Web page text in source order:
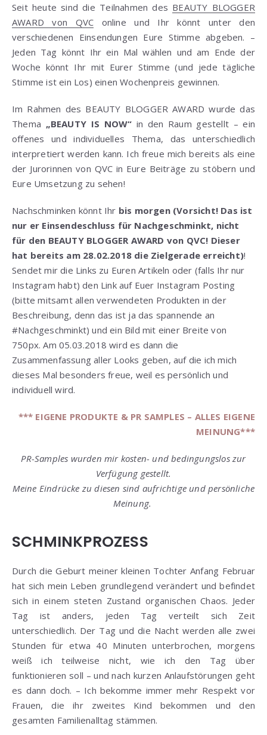
Seit heute sind die Teilnahmen des BEAUTY BLOGGER
AWARD von QVC online und Ihr könnt unter den
verschiedenen Einsendungen Eure Stimme abgeben. –
Jeden Tag könnt Ihr ein Mal wählen und am Ende der
Woche könnt Ihr mit Eurer Stimme (und jede tägliche
Stimme ist ein Los) einen Wochenpreis gewinnen.
Im Rahmen des BEAUTY BLOGGER AWARD wurde das
Thema „BEAUTY IS NOW“ in den Raum gestellt – ein
offenes und individuelles Thema, das unterschiedlich
interpretiert werden kann. Ich freue mich bereits als eine
der Jurorinnen von QVC in Eure Beiträge zu stöbern und
Eure Umsetzung zu sehen!
Nachschminken könnt Ihr bis morgen (Vorsicht! Das ist
nur er Einsendeschluss für Nachgeschminkt, nicht
für den BEAUTY BLOGGER AWARD von QVC! Dieser
hat bereits am 28.02.2018 die Zielgerade erreicht)!
Sendet mir die Links zu Euren Artikeln oder (falls Ihr nur
Instagram habt) den Link auf Euer Instagram Posting
(bitte mitsamt allen verwendeten Produkten in der
Beschreibung, denn das ist ja das spannende an
#Nachgeschminkt) und ein Bild mit einer Breite von
750px. Am 05.03.2018 wird es dann die
Zusammenfassung aller Looks geben, auf die ich mich
dieses Mal besonders freue, weil es persönlich und
individuell wird.
*** EIGENE PRODUKTE & PR SAMPLES – ALLES EIGENE
MEINUNG***
PR-Samples wurden mir kosten- und bedingungslos zur
Verfügung gestellt.
Meine Eindrücke zu diesen sind aufrichtige und persönliche
Meinung.
SCHMINKPROZESS
Durch die Geburt meiner kleinen Tochter Anfang Februar
hat sich mein Leben grundlegend verändert und befindet
sich in einem steten Zustand organischen Chaos. Jeder
Tag ist anders, jeden Tag verteilt sich Zeit
unterschiedlich. Der Tag und die Nacht werden alle zwei
Stunden für etwa 40 Minuten unterbrochen, morgens
weiß ich teilweise nicht, wie ich den Tag über
funktionieren soll – und nach kurzen Anlaufstörungen geht
es dann doch. – Ich bekomme immer mehr Respekt vor
Frauen, die ihr zweites Kind bekommen und den
gesamten Familienalltag stämmen.